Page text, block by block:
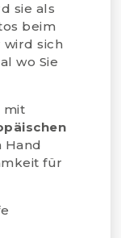
sie als
beim
wird sich
wo Sie
mit
Hand
für